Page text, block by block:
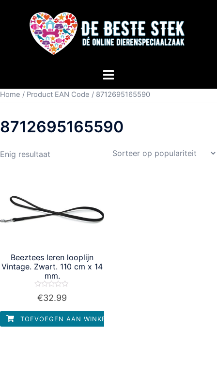
Home / Product EAN Code / 8712695165590
8712695165590
Enig resultaat
Beeztees leren looplijn
Vintage. Zwart. 110 cm x 14
mm.
Waardering
0
5
€32.99
TOEVOEGEN AAN WINKELWAGEN